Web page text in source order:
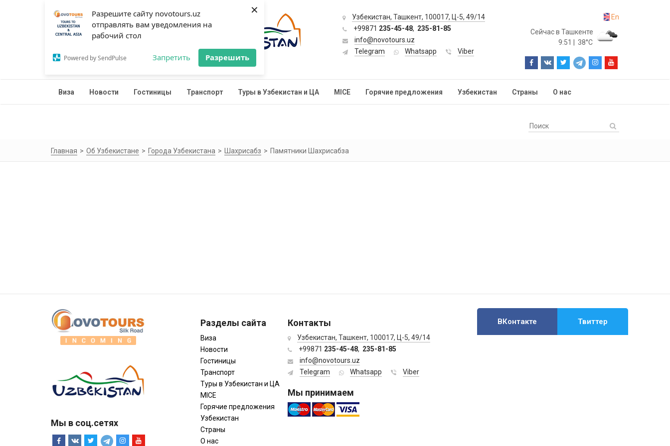
Разрешите сайту novotours.uz
отправлять вам уведомления на
рабочий стол
Powered by SendPulse Запретить Разрешить
×
Узбекистан, Ташкент, 100017, Ц-5, 49/14
+99871 235-45-48, 235-81-85
info@novotours.uz
Telegram
Whatsapp Viber
En
Сейчас в Ташкенте
9:51
38°C
Виза Новости Гостиницы Транспорт Туры в Узбекистан и ЦА MICE Горячие предложения Узбекистан Страны О нас
Главная Об Узбекистане Города Узбекистана Шахрисабз Памятники Шахрисабза
Мы в соц.сетях
Разделы сайта
Виза
Новости
Гостиницы
Транспорт
Туры в Узбекистан и ЦА
MICE
Горячие предложения
Узбекистан
Страны
О нас
Контакты
Узбекистан, Ташкент, 100017, Ц-5, 49/14
+99871 235-45-48, 235-81-85
info@novotours.uz
Telegram
Whatsapp Viber
Мы принимаем
ВКонтакте Твиттер